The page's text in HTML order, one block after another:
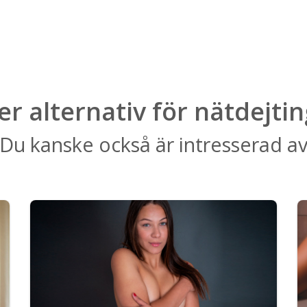
alternativ för
Du kanske också är intresserad av